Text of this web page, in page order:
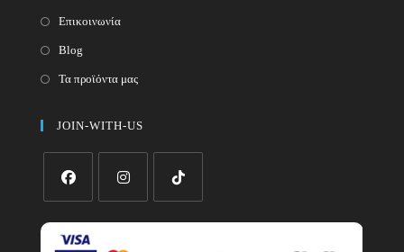
Επικοινωνία
Blog
Τα προϊόντα μας
JOIN-WITH-US